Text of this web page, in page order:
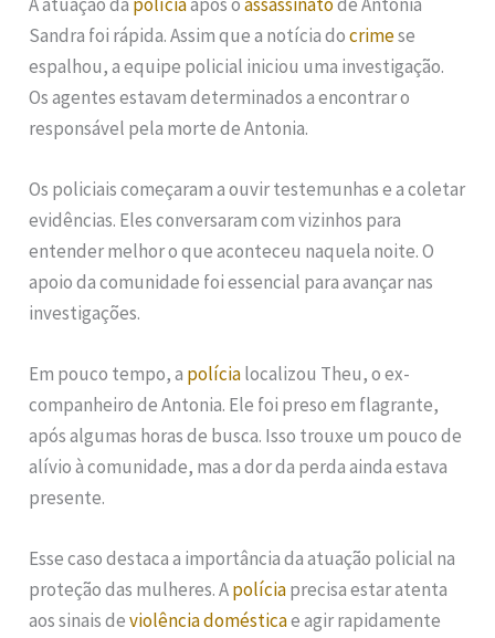
Sandra foi rápida. Assim que a notícia docrimese
espalhou, a equipe policial iniciou uma investigação.
Os agentes estavam determinados a encontrar o
responsável pela morte de Antonia.
Os policiais começaram a ouvir testemunhas e a coletar
evidências. Eles conversaram com vizinhos para
entender melhor o que aconteceu naquela noite. O
apoio da comunidade foi essencial para avançar nas
investigações.
Em pouco tempo, a polícialocalizou Theu, o ex-
companheiro de Antonia. Ele foi preso em flagrante,
após algumas horas de busca. Isso trouxe um pouco de
alívio à comunidade, mas a dor da perda ainda estava
presente.
Esse caso destaca a importância da atuação policial na
proteção das mulheres. Apolíciaprecisa estar atenta
aos sinais deviolência domésticae agir rapidamente